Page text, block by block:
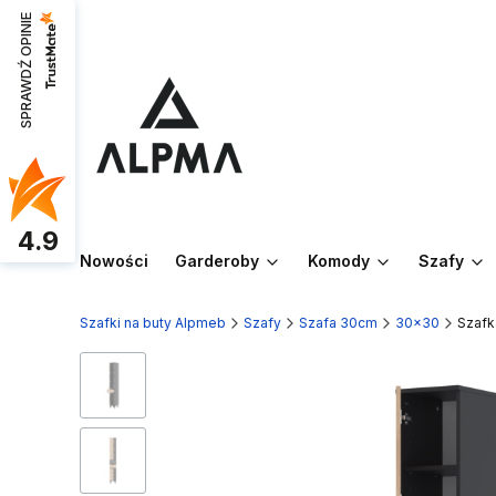
Nowości Garderoby Komody Szafy
Szafki na buty Alpmeb Szafy Szafa 30cm 30x30
SPRAWDŹ OPINIE
4.9